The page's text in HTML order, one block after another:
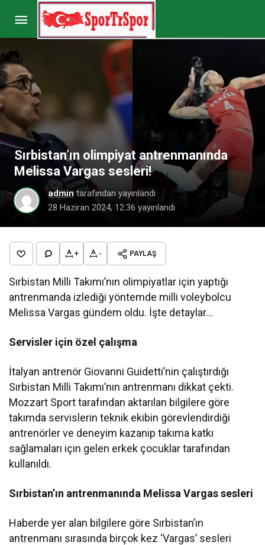
Sırbistan’ın olimpiyat antrenmanında
Melissa Vargas sesleri!
admintarafından yayınlandı
28 Haziran 2024, 12:36 yayınlandı
+ - PAYLAŞ
Sırbistan Milli Takımı’nın olimpiyatlar için yaptığı
antrenmanda izlediği yöntemde milli voleybolcu
Melissa Vargas gündem oldu. İşte detaylar…
Servisler için özel çalışma
İtalyan antrenör Giovanni Guidetti’nin çalıştırdığı
Sırbistan Milli Takımı’nın antrenmanı dikkat çekti.
Mozzart Sport tarafından aktarılan bilgilere göre
takımda servislerin teknik ekibin görevlendirdiği
antrenörler ve deneyim kazanıp takıma katkı
sağlamaları için gelen erkek çocuklar tarafından
kullanıldı.
Sırbistan’ın antrenmanında Melissa Vargas sesleri
Haberde yer alan bilgilere göre Sırbistan’ın
antrenmanı sırasında birçok kez ‘Vargas’ sesleri
Mehmet Akif Üstündağ’dan iddialara mektuplu
tepki geldi Paylaş